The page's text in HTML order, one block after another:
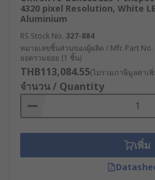
กล้องงูมาตรฐาน
บำรุงเครื่องจักร และงานอุต
กล้องงูไฟเบอร์ออปติก
ออปติกในการส่งภาพ มีควา
กับงานที่ต้องการความละเอีย
กล้องเอนโดสโคป
ประโยชน์ในงานอุตสาหกร
ภาพอย่างละเอียดเช่นกัน
กล้องงูกันน้ำ (Waterproof
4320 pixel Resolution, White
Aluminium
RS Stock No. 327-884
หมายเลขชิ้นส่วนของผู้ผลิต / Mfr. Part No.
ยอดรวมย่อย (1 ชิ้น)
THB113,084.55(ไม่รวมภาษีมูลค่าเ
จำนวน / Quantity
เพิ่ม